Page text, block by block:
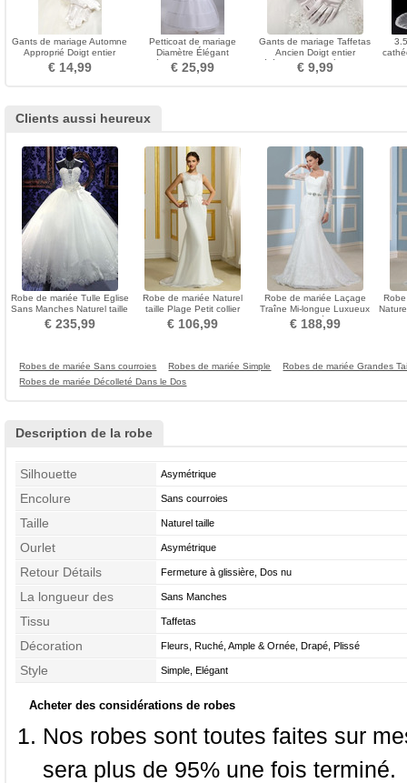
Gants de mariage Automne
Approprié Doigt entier
Vintage rouge
€ 14,99
Petticoat de mariage
Diamètre Élégant
Développer Ajustable
Quatre jantes
€ 25,99
Gants de mariage Taffetas
Ancien Doigt entier
Cérémonie Nœud à Boucles
€ 9,99
Clients aussi heureux
Robe de mariée Tulle Eglise
Sans Manches Naturel taille
Laçage
€ 235,99
Robe de mariée Naturel
taille Plage Petit collier
circulaire
€ 106,99
Robe de mariée Laçage
Traîne Mi-longue Luxueux
Manche Aérienne
€ 188,99
Robes de mariée Sans courroies Robes de mariée Simple
Robes de mariée Grandes
Robes de mariée Décolleté Dans le Dos
Description de la robe
Silhouette Asymétrique
Encolure Sans courroies
Taille Naturel taille
Ourlet Asymétrique
Retour Détails Fermeture à glissière, Dos nu
La longueur des
manches
Sans Manches
Tissu Taffetas
Décoration Fleurs, Ruché, Ample & Ornée, Drapé, Plissé
Style Simple, Elégant
Acheter des considérations de robes
Nos robes sont toutes faites sur
sera plus de 95% une fois terminé.